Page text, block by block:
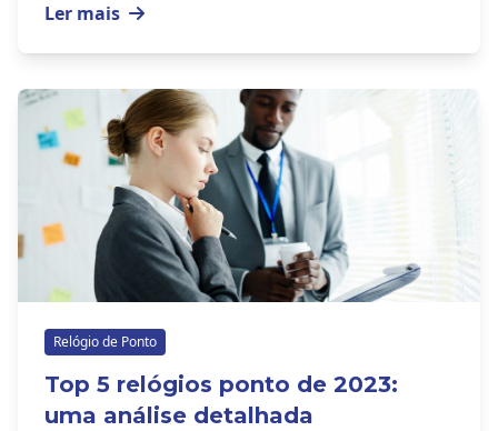
Ler mais
Relógio de Ponto
Top 5 relógios ponto de 2023:
uma análise detalhada